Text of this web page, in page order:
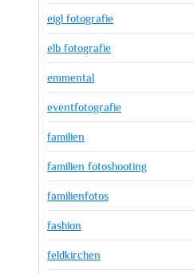
eigl fotografie
elb fotografie
emmental
eventfotografie
familien
familien fotoshooting
familienfotos
fashion
feldkirchen